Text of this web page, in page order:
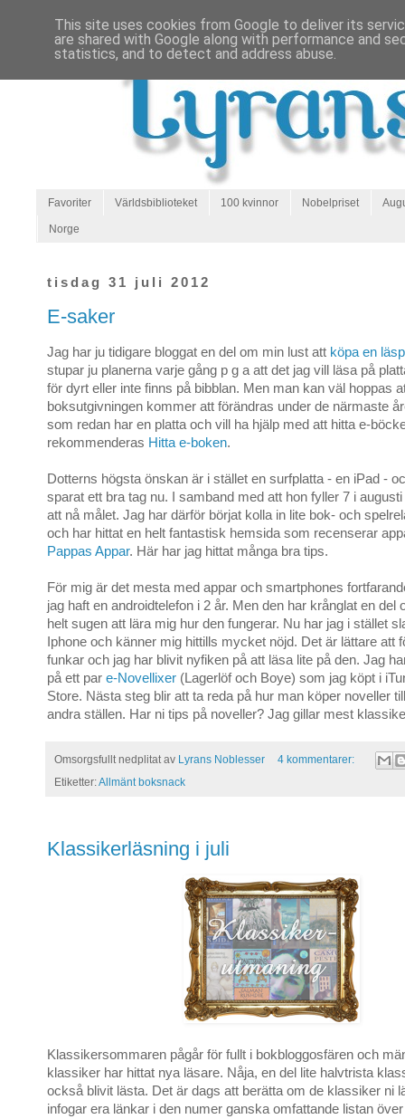
Favoriter Världsbiblioteket 100 kvinnor Nobelpriset
Norge
tisdag 31 juli 2012
E-saker
Jag har ju tidigare bloggat en del om min lust att köpa en
stupar ju planerna varje gång p g a att det jag vill läsa på
för dyrt eller inte finns på bibblan. Men man kan väl hoppas
boksutgivningen kommer att förändras under de närmaste
som redan har en platta och vill ha hjälp med att hitta e-
rekommenderas Hitta e-boken.
Dotterns högsta önskan är i stället en surfplatta - en iPad -
sparat ett bra tag nu. I samband med att hon fyller 7 i
att nå målet. Jag har därför börjat kolla in lite bok- och
och har hittat en helt fantastisk hemsida som recenserar
Pappas Appar. Här har jag hittat många bra tips.
För mig är det mesta med appar och smartphones
jag haft en androidtelefon i 2 år. Men den har krånglat en del
helt sugen att lära mig hur den fungerar. Nu har jag i stället
Iphone och känner mig hittills mycket nöjd. Det är lättare att
funkar och jag har blivit nyfiken på att läsa lite på den. Jag
på ett par e-Novellixer (Lagerlöf och Boye) som jag köpt i
Store. Nästa steg blir att ta reda på hur man köper noveller
andra ställen. Har ni tips på noveller? Jag gillar mest
Omsorgsfullt nedplitat av Lyrans Noblesser
4 kommentarer:
Etiketter:Allmänt boksnack
Klassikerläsning i juli
Klassikersommaren pågår för fullt i bokbloggosfären och
klassiker har hittat nya läsare. Nåja, en del lite halvtrista
också blivit lästa. Det är dags att berätta om de klassiker ni
infogar era länkar i den numer ganska omfattande listan
This site uses cookies from Google to deliver its
are shared with Google along with performance and
statistics, and to detect and address abuse.